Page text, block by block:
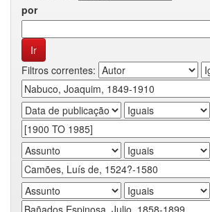
por
Filtros correntes: